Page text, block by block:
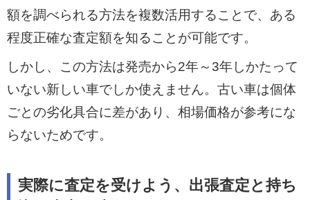
額を調べられる方法を複数活用することで、ある
程度正確な査定額を知ることが可能です。
しかし、この方法は発売から2年～3年しかたって
いない新しい車でしか使えません。古い車は個体
ごとの劣化具合に差があり、相場価格が参考にな
らないためです。
実際に査定を受けよう、出張査定と持ち